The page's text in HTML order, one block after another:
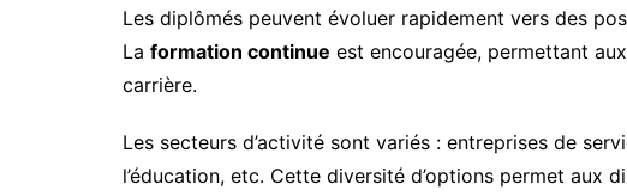
Les diplômés peuvent évoluer rapidement vers des
La formation continue est encouragée, permettant
carrière.
Les secteurs d’activité sont variés : entreprises de
l’éducation, etc. Cette diversité d’options permet aux